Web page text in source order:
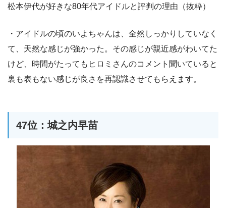
松本伊代が好きな80年代アイドルと評判の理由（抜粋）
・アイドルの頃のいよちゃんは、全然しっかりしていなく
て、天然な感じが強かった。その感じが親近感がわいてた
けど、時間がたってもヒロミさんのコメント聞いていると
裏も表もない感じが良さを再認識させてもらえます。
47位：城之内早苗